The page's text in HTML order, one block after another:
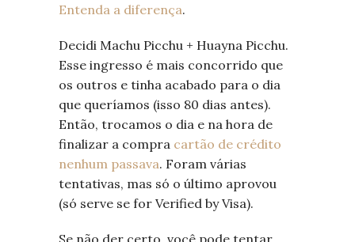
Entenda a diferença.
Decidi Machu Picchu + Huayna Picchu.
Esse ingresso é mais concorrido que
os outros e tinha acabado para o dia
que queríamos (isso 80 dias antes).
Então, trocamos o dia e na hora de
finalizar a compra cartão de crédito
nenhum passava. Foram várias
tentativas, mas só o último aprovou
(só serve se for Verified by Visa).
Se não der certo, você pode tentar